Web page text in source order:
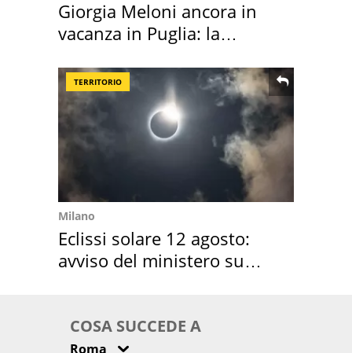
Giorgia Meloni ancora in
vacanza in Puglia: la
TERRITORIO
Milano
Eclissi solare 12 agosto:
avviso del ministero su